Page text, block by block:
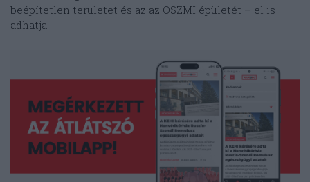
beépítetlen területet és az az OSZMI épületét – el is
adhatja.